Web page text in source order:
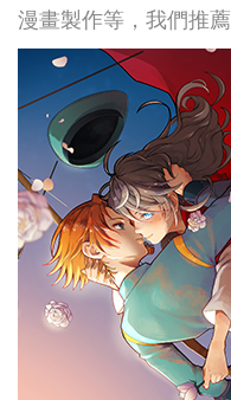
漫畫製作等，我們推薦